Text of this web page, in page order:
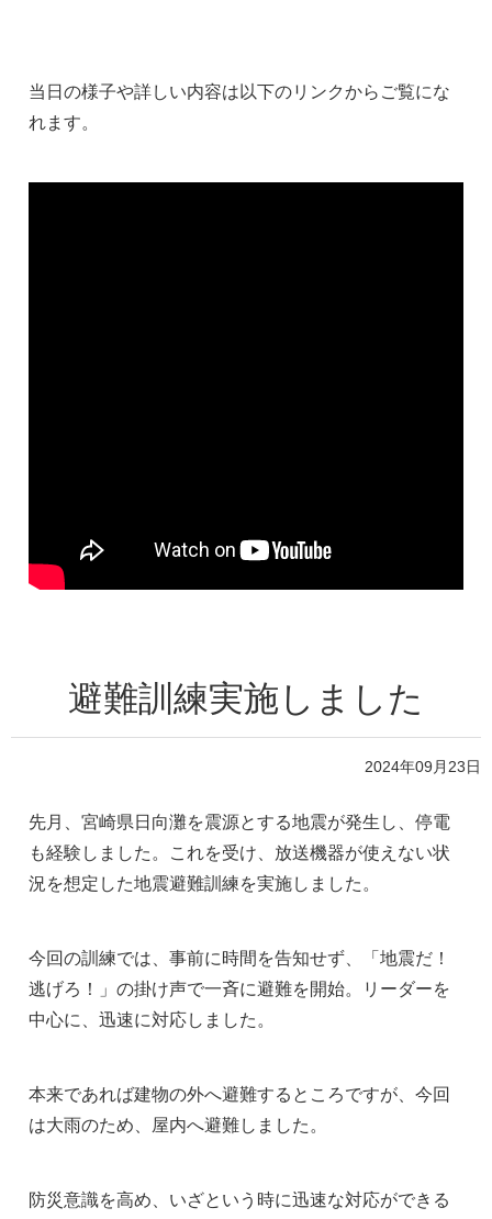
当日の様子や詳しい内容は以下のリンクからご覧にな
れます。
避難訓練実施しました
2024年09月23日
先月、宮崎県日向灘を震源とする地震が発生し、停電
も経験しました。これを受け、放送機器が使えない状
況を想定した地震避難訓練を実施しました。
今回の訓練では、事前に時間を告知せず、「地震だ！
逃げろ！」の掛け声で一斉に避難を開始。リーダーを
中心に、迅速に対応しました。
本来であれば建物の外へ避難するところですが、今回
は大雨のため、屋内へ避難しました。
防災意識を高め、いざという時に迅速な対応ができる